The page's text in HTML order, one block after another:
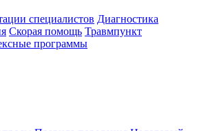
специалистов Диагностика
Скорая помощь Травмпункт
программы